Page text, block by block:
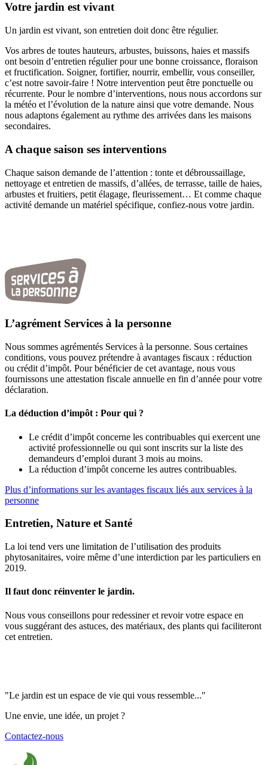
Votre jardin est vivant
Un jardin est vivant, son entretien doit donc être régulier.
Vos arbres de toutes hauteurs, arbustes, buissons, haies et massifs
ont besoin d’entretien régulier pour une bonne croissance, floraison
et fructification. Soigner, fortifier, nourrir, embellir, vous conseiller,
c’est notre savoir-faire ! Notre intervention peut être ponctuelle ou
récurrente. Pour le nombre d’interventions, nous nous accordons sur
la météo et l’évolution de la nature ainsi que votre demande. Nous
nous adaptons également au rythme des arrivées dans les maisons
secondaires.
A chaque saison ses interventions
Chaque saison demande de l’attention : tonte et débroussaillage,
nettoyage et entretien de massifs, d’allées, de terrasse, taille de haies,
arbustes et fruitiers, petit élagage, fleurissement… Et comme chaque
activité demande un matériel spécifique, confiez-nous votre jardin.
L’agrément Services à la personne
Nous sommes agrémentés Services à la personne. Sous certaines
conditions, vous pouvez prétendre à avantages fiscaux : réduction
ou crédit d’impôt. Pour bénéficier de cet avantage, nous vous
fournissons une attestation fiscale annuelle en fin d’année pour votre
déclaration.
La déduction d’impôt : Pour qui ?
Le crédit d’impôt concerne les contribuables qui exercent une
activité professionnelle ou qui sont inscrits sur la liste des
demandeurs d’emploi durant 3 mois au moins.
La réduction d’impôt concerne les autres contribuables.
Plus d’informations sur les avantages fiscaux liés aux services à la
personne
Entretien, Nature et Santé
La loi tend vers une limitation de l’utilisation des produits
phytosanitaires, voire même d’une interdiction par les particuliers en
2019.
Il faut donc réinventer le jardin.
Nous vous conseillons pour redessiner et revoir votre espace en
vous suggérant des astuces, des matériaux, des plants qui faciliteront
cet entretien.
"Le jardin est un espace de vie qui vous ressemble..."
Une envie, une idée, un projet ?
Contactez-nous